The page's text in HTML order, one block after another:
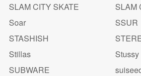
SLAM CITY SKATE
SLAM
Soar
SSUR
STASHISH
Stillas
Stussy
SUBWARE